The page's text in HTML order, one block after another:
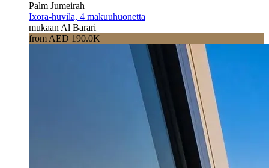
Palm Jumeirah
Ixora-huvila, 4 makuuhuonetta
mukaan Al Barari
from AED 190.0K